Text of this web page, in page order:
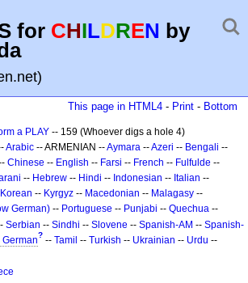
for CHILDREN by
This page in HTML4 - Print - Bottom
a PLAY -- 159 (Whoever digs a hole 4)
Arabic -- ARMENIAN --Aymara --Azeri -- Bengali --
Chinese -- English -- Farsi -- French -- Fulfulde --
-- Hebrew -- Hindi -- Indonesian -- Italian --
Korean -- Kyrgyz -- Macedonian -- Malagasy --
German) -- Portuguese -- Punjabi -- Quechua --
Serbian -- Sindhi -- Slovene -- Spanish-AM -- Spanish-
? -- Tamil -- Turkish -- Ukrainian -- Urdu --